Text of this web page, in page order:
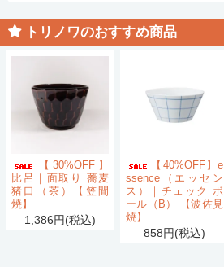
トリノワのおすすめ商品
【30%OFF】
比呂｜面取り 蕎麦
猪口（茶）【笠間
焼】
1,386円(税込)
【40%OFF】e
ssence（エッセン
ス）｜チェック ボ
ール（B） 【波佐見
焼】
858円(税込)